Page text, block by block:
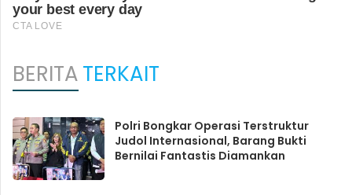
BERITATERKAIT
Polri Bongkar Operasi Terstruktur
Judol Internasional, Barang Bukti
Bernilai Fantastis Diamankan